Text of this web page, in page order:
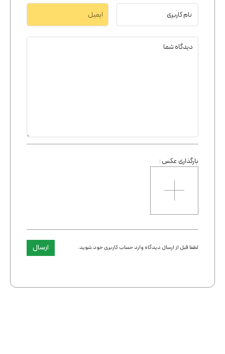
بارگذاری عکس :
لطفا قبل از ارسال دیدگاه وارد حساب کاربری خود شوید. ارسال